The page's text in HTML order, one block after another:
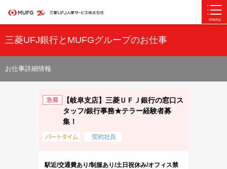
三菱UFJ銀行とMUFGグループのお仕事
お仕事詳細情報
【岐阜支店】三菱ＵＦＪ銀行の窓口ス
タッフ/銀行事務★テラー経験者募
集！
駅近/交通費あり/制服あり/土日祝休み/オフィス禁